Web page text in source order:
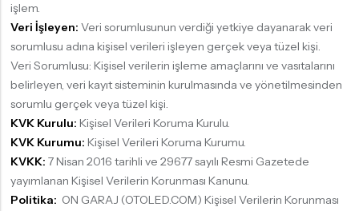
işlem.
Veri İşleyen: Veri sorumlusunun verdiği yetkiye dayanarak veri
sorumlusu adına kişisel verileri işleyen gerçek veya tüzel kişi.
Veri Sorumlusu: Kişisel verilerin işleme amaçlarını ve vasıtalarını
belirleyen, veri kayıt sisteminin kurulmasında ve yönetilmesinden
sorumlu gerçek veya tüzel kişi.
KVK Kurulu: Kişisel Verileri Koruma Kurulu.
KVK Kurumu: Kişisel Verileri Koruma Kurumu.
KVKK: 7 Nisan 2016 tarihli ve 29677 sayılı Resmi Gazetede
yayımlanan Kişisel Verilerin Korunması Kanunu.
Politika: ON GARAJ (OTOLED.COM) Kişisel Verilerin Korunması